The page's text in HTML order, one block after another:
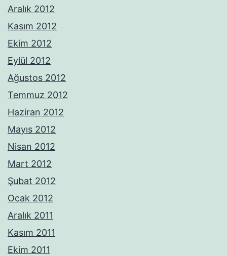
Aralık 2012
Kasım 2012
Ekim 2012
Eylül 2012
Ağustos 2012
Temmuz 2012
Haziran 2012
Mayıs 2012
Nisan 2012
Mart 2012
Şubat 2012
Ocak 2012
Aralık 2011
Kasım 2011
Ekim 2011